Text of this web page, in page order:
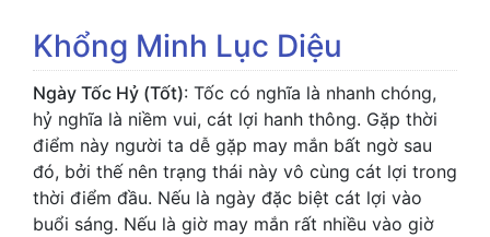
Khổng Minh Lục Diệu
Ngày Tốc Hỷ (Tốt): Tốc có nghĩa là nhanh chóng,
hỷ nghĩa là niềm vui, cát lợi hanh thông. Gặp thời
điểm này người ta dễ gặp may mắn bất ngờ sau
đó, bởi thế nên trạng thái này vô cùng cát lợi trong
thời điểm đầu. Nếu là ngày đặc biệt cát lợi vào
buổi sáng. Nếu là giờ may mắn rất nhiều vào giờ